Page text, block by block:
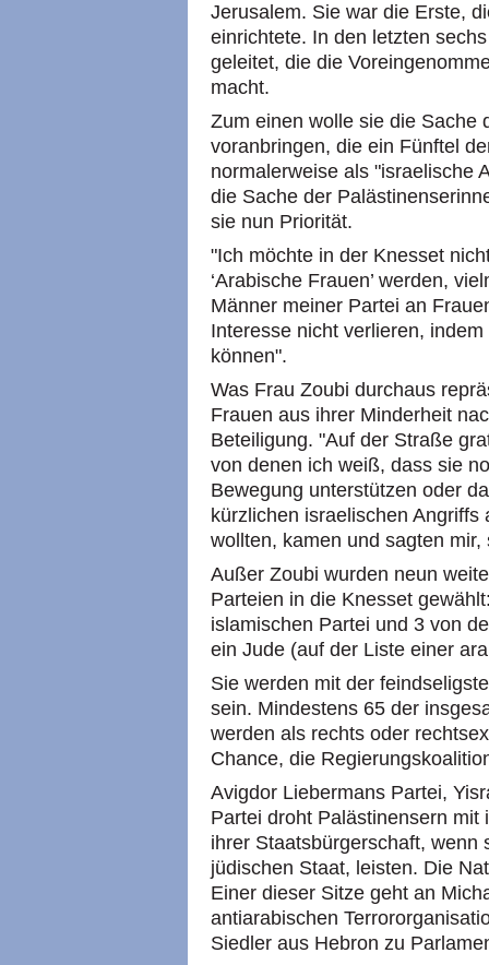
Jerusalem. Sie war die Erste,
einrichtete. In den letzten
geleitet, die die
macht.
Zum einen wolle sie die Sache
voranbringen, die ein Fünftel
normalerweise als "israelische
die Sache der
sie nun Priorität.
"Ich möchte in der Knesset
‘Arabische Frauen’ werden,
Männer meiner Partei an
Interesse nicht verlieren,
können".
Was Frau Zoubi durchaus
Frauen aus ihrer Minderheit
Beteiligung. "Auf der Straße
von denen ich weiß, dass sie
Bewegung unterstützen oder
kürzlichen israelischen
wollten, kamen und sagten
Außer Zoubi wurden neun
Parteien in die Knesset
islamischen Partei und 3 von
ein Jude (auf der Liste einer
Sie werden mit der
sein. Mindestens 65 der
werden als rechts oder
Chance, die
Avigdor Liebermans Partei,
Partei droht Palästinensern
ihrer Staatsbürgerschaft, wenn
jüdischen Staat, leisten. Die
Einer dieser Sitze geht an
antiarabischen
Siedler aus Hebron zu